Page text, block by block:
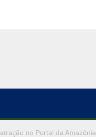
no Portal da Amazônia